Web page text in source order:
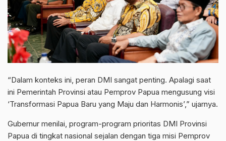
“Dalam konteks ini, peran DMI sangat penting. Apalagi saat
ini Pemerintah Provinsi atau Pemprov Papua mengusung visi
‘Transformasi Papua Baru yang Maju dan Harmonis’,” ujarnya.
Gubernur menilai, program-program prioritas DMI Provinsi
Papua di tingkat nasional sejalan dengan tiga misi Pemprov